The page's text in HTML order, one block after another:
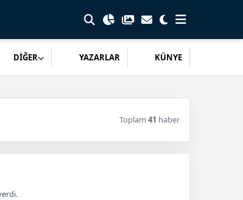
DİĞER YAZARLAR KÜNYE
Toplam 41 haber